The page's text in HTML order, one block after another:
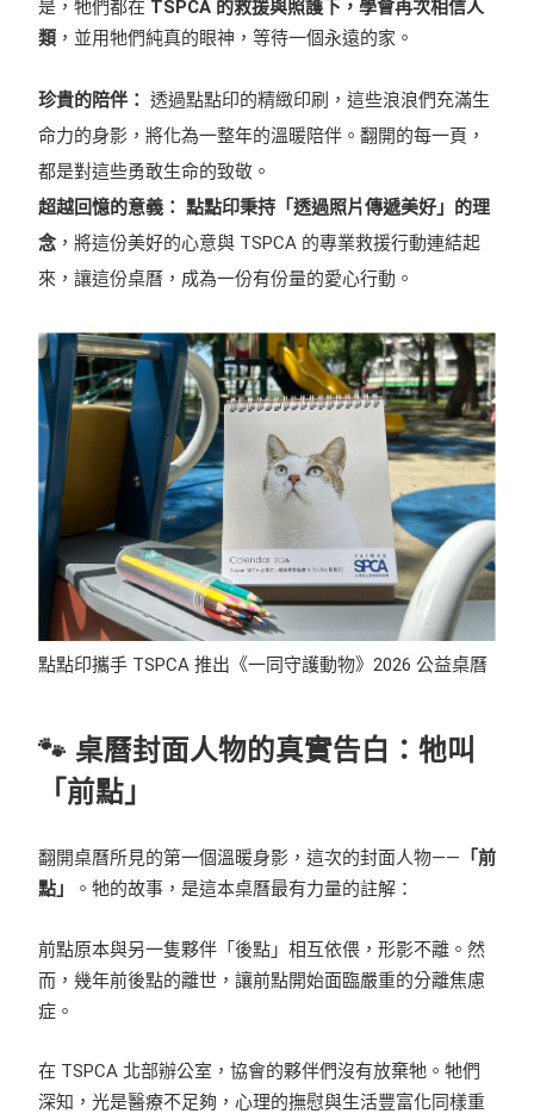
是，牠們都在 TSPCA 的救援與照護下，學會再次相信人
類 ，並用牠們純真的眼神，等待一個永遠的家。
珍貴的陪伴： 透過點點印的精緻印刷，這些浪浪們充滿生
命力的身影，將化為一整年的溫暖陪伴。翻開的每一頁，
都是對這些勇敢生命的致敬。
超越回憶的意義： 點點印秉持「透過照片傳遞美好」的理
念 ，將這份美好的心意與 TSPCA 的專業救援行動連結起
來，讓這份桌曆，成為一份有份量的愛心行動。
點點印攜手 TSPCA 推出《一同守護動物》2026 公益桌曆
🐾 桌曆封面人物的真實告白：牠叫
「前點」
翻開桌曆所見的第一個溫暖身影，這次的封面人物—— 「前
點」
。牠的故事，是這本桌曆最有力量的註解：
前點原本與另一隻夥伴「後點」相互依偎，形影不離。然
而，幾年前後點的離世，讓前點開始面臨嚴重的分離焦慮
症。
在 TSPCA 北部辦公室，協會的夥伴們沒有放棄牠。牠們
深知，光是醫療不足夠，心理的撫慰與生活豐富化同樣重